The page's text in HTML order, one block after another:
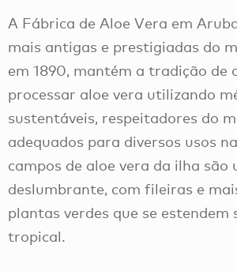
A Fábrica de Aloe Vera em
mais antigas e prestigiadas do
em 1890, mantém a tradição de
processar aloe vera utilizando
sustentáveis, respeitadores do
adequados para diversos usos
campos de aloe vera da ilha são
deslumbrante, com fileiras e
plantas verdes que se estendem
tropical.